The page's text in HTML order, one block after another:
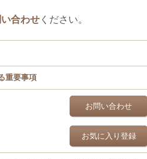
合わせ ください。
重要事項
お問い合わせ
お気に入り登録